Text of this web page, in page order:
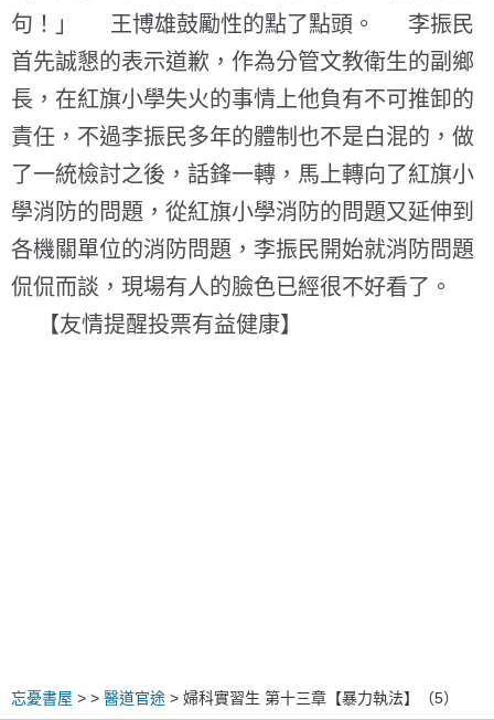
句！」 王博雄鼓勵性的點了點頭。 李振民
首先誠懇的表示道歉，作為分管文教衛生的副鄉
長，在紅旗小學失火的事情上他負有不可推卸的
責任，不過李振民多年的體制也不是白混的，做
了一統檢討之後，話鋒一轉，馬上轉向了紅旗小
學消防的問題，從紅旗小學消防的問題又延伸到
各機關單位的消防問題，李振民開始就消防問題
侃侃而談，現場有人的臉色已經很不好看了。
【友情提醒投票有益健康】
忘憂書屋 > > 醫道官途 > 婦科實習生 第十三章【暴力執法】（5）